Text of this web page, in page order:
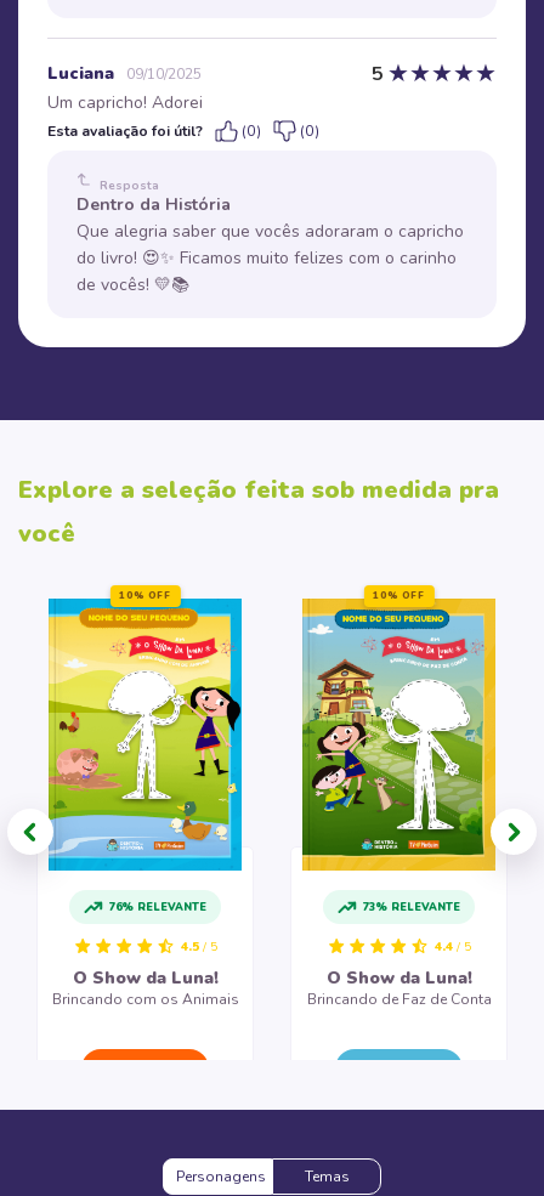
Luciana 09/10/2025 5 ★★★★★
Um capricho! Adorei
Esta avaliação foi útil? (0) (0)
Resposta
Dentro da História
Que alegria saber que vocês adoraram o capricho
do livro! 😍✨ Ficamos muito felizes com o carinho
de vocês! 💛📚
Explore a seleção feita sob medida pra
você
76% RELEVANTE
4.5 / 5
O Show da Luna!
Brincando com os Animais
10% OFF
73% RELEVANTE
4.4 / 5
O Show da Luna!
Brincando de Faz de Conta
10% OFF
Personagens Temas